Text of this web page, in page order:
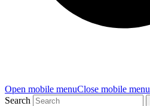
Open mobile menuClose mobile menu
Search